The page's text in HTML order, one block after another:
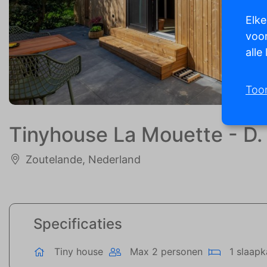
Tinyhouse La Mouette -
Zoutelande, Nederland
Specificaties
Tiny house Max 2 personen 1
alle